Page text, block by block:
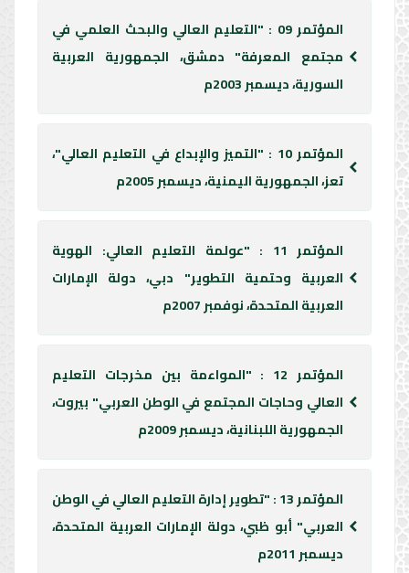
المؤتمر 09 : "التعليم العالي والبحث العلمي في
مجتمع المعرفة" دمشق، الجمهورية العربية
السورية، ديسمبر 2003م
المؤتمر 10 : "التميز والإبداع في التعليم العالي"،
تعز، الجمهورية اليمنية، ديسمبر 2005م
المؤتمر 11 : "عولمة التعليم العالي: الهوية
العربية وحتمية التطوير" دبي، دولة الإمارات
العربية المتحدة، نوفمبر 2007م
المؤتمر 12 : "المواءمة بين مخرجات التعليم
العالي وحاجات المجتمع في الوطن العربي" بيروت،
الجمهورية اللبنانية، ديسمبر 2009م
المؤتمر 13 : "تطوير إدارة التعليم العالي في الوطن
العربي" أبو ظبي، دولة الإمارات العربية المتحدة،
ديسمبر 2011م